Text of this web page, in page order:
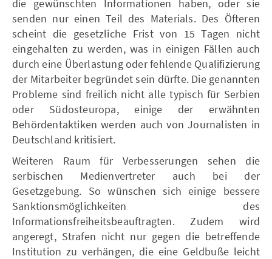
die gewünschten Informationen haben, oder sie
senden nur einen Teil des Materials. Des Öfteren
scheint die gesetzliche Frist von 15 Tagen nicht
eingehalten zu werden, was in einigen Fällen auch
durch eine Überlastung oder fehlende Qualifizierung
der Mitarbeiter begründet sein dürfte. Die genannten
Probleme sind freilich nicht alle typisch für Serbien
oder Südosteuropa, einige der erwähnten
Behördentaktiken werden auch von Journalisten in
Deutschland kritisiert.
Weiteren Raum für Verbesserungen sehen die
serbischen Medienvertreter auch bei der
Gesetzgebung. So wünschen sich einige bessere
Sanktionsmöglichkeiten des
Informationsfreiheitsbeauftragten. Zudem wird
angeregt, Strafen nicht nur gegen die betreffende
Institution zu verhängen, die eine Geldbuße leicht